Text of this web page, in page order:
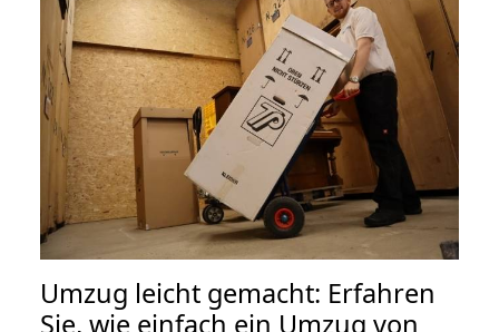
Umzug leicht gemacht: Erfahren
Sie, wie einfach ein Umzug von